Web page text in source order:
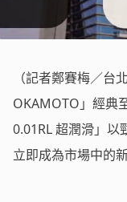
（記者鄭賽梅／台
OKAMOTO」經典
0.01RL 超潤滑」以
立即成為市場中的